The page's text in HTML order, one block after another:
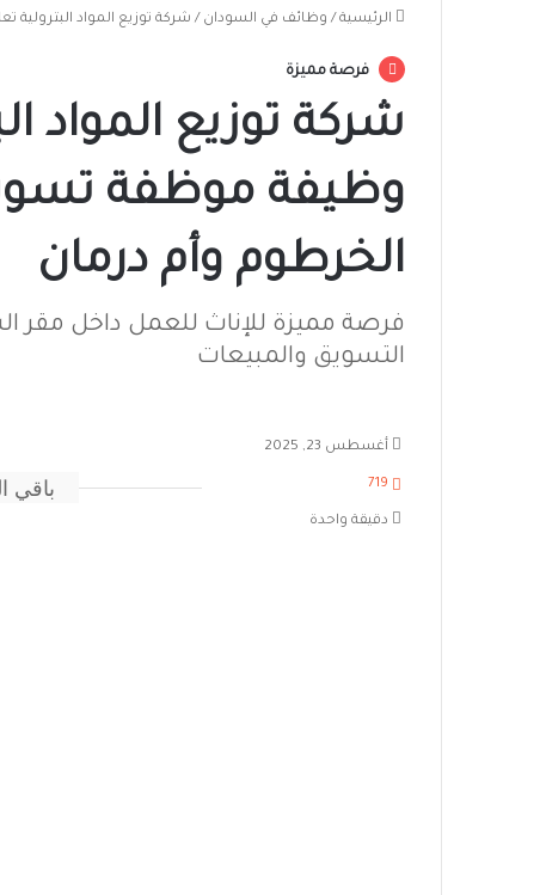
الرئيسية / وظائف في السودان / شركة توزيع المواد
فرصة مميزة
شركة توزيع المواد
وظيفة موظفة
الخرطوم وأم درمان
فرصة مميزة للإناث للعمل داخل مقر
التسويق والمبيعات
باقي
أغسطس 23, 2025
719
دقيقة واحدة